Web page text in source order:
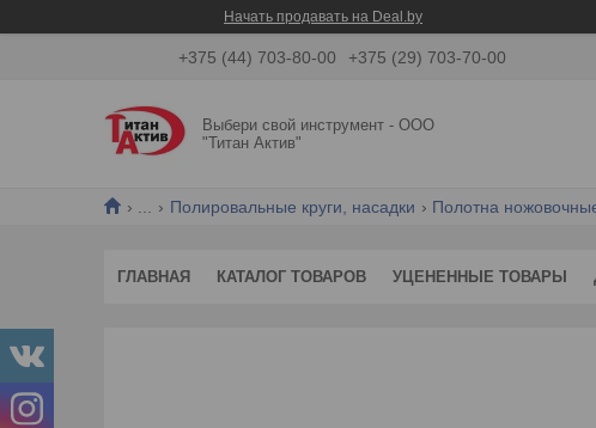
Начать продавать на Deal.by
+375 (44) 703-80-00 +375 (29) 703-70-00
Выбери свой инструмент - ООО
"Титан Актив"
Полировальные круги, насадки Полотна
ГЛАВНАЯ КАТАЛОГ ТОВАРОВ УЦЕНЕННЫЕ ТОВАРЫ